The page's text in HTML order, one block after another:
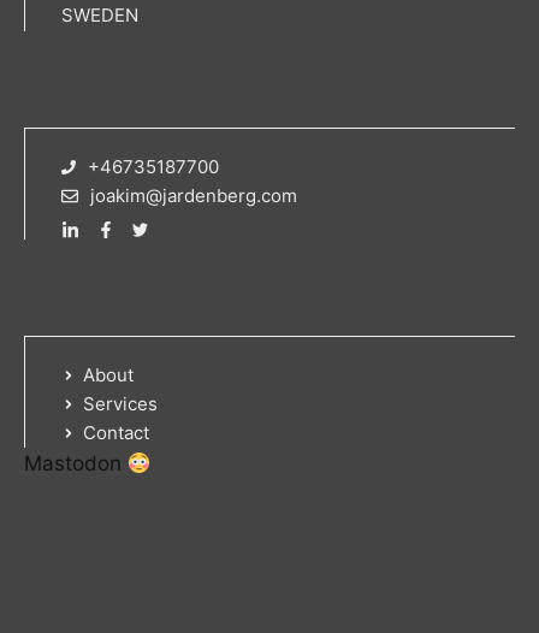
SWEDEN
+46735187700
joakim@jardenberg.com
About
Services
Contact
Mastodon